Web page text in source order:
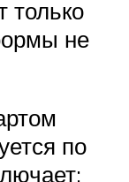
только
не
по